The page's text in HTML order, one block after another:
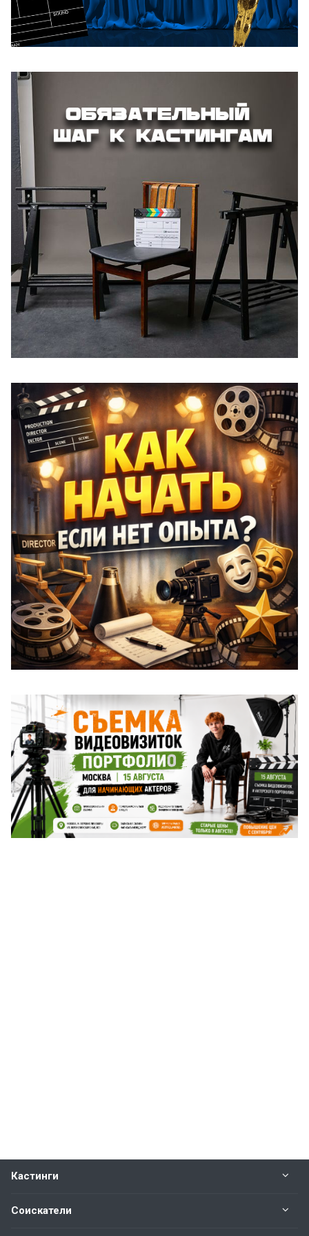
Кастинги
Соискатели